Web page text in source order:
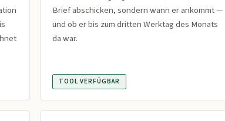
Brief abschicken, sondern wann er ankommt —
und ob er bis zum dritten Werktag des Monats
da war.
TOOL VERFÜGBAR